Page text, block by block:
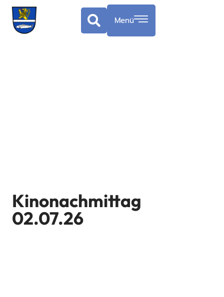
Menü
Kinonachmittag
02.07.26